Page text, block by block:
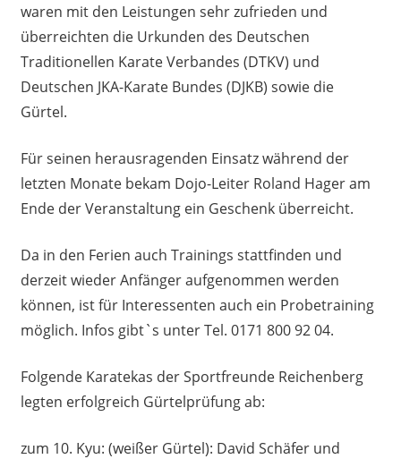
waren mit den Leistungen sehr zufrieden und
überreichten die Urkunden des Deutschen
Traditionellen Karate Verbandes (DTKV) und
Deutschen JKA-Karate Bundes (DJKB) sowie die
Gürtel.
Für seinen herausragenden Einsatz während der
letzten Monate bekam Dojo-Leiter Roland Hager am
Ende der Veranstaltung ein Geschenk überreicht.
Da in den Ferien auch Trainings stattfinden und
derzeit wieder Anfänger aufgenommen werden
können, ist für Interessenten auch ein Probetraining
möglich. Infos gibt`s unter Tel. 0171 800 92 04.
Folgende Karatekas der Sportfreunde Reichenberg
legten erfolgreich Gürtelprüfung ab:
zum 10. Kyu: (weißer Gürtel): David Schäfer und